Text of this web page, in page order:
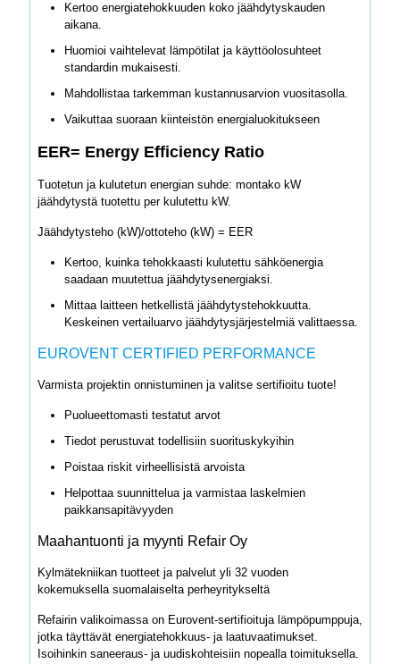
Kertoo energiatehokkuuden koko jäähdytyskauden
aikana.
Huomioi vaihtelevat lämpötilat ja käyttöolosuhteet
standardin mukaisesti.
Mahdollistaa tarkemman kustannusarvion vuositasolla.
Vaikuttaa suoraan kiinteistön energialuokitukseen
EER= Energy Efficiency Ratio
Tuotetun ja kulutetun energian suhde: montako kW
jäähdytystä tuotettu per kulutettu kW.
Jäähdytysteho (kW)/ottoteho (kW) = EER
Kertoo, kuinka tehokkaasti kulutettu sähköenergia
saadaan muutettua jäähdytysenergiaksi.
Mittaa laitteen hetkellistä jäähdytystehokkuutta.
Keskeinen vertailuarvo jäähdytysjärjestelmiä valittaessa.
EUROVENT CERTIFIED PERFORMANCE
Varmista projektin onnistuminen ja valitse sertifioitu tuote!
Puolueettomasti testatut arvot
Tiedot perustuvat todellisiin suorituskykyihin
Poistaa riskit virheellisistä arvoista
Helpottaa suunnittelua ja varmistaa laskelmien
paikkansapitävyyden
Maahantuonti ja myynti Refair Oy
Kylmätekniikan tuotteet ja palvelut yli 32 vuoden
kokemuksella suomalaiselta perheyritykseltä
Refairin valikoimassa on Eurovent-sertifioituja lämpöpumppuja,
jotka täyttävät energiatehokkuus- ja laatuvaatimukset.
Isoihinkin saneeraus- ja uudiskohteisiin nopealla toimituksella.